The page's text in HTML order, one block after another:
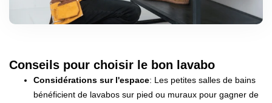
Conseils pour choisir le bon lavabo
Considérations sur l'espace: Les petites salles de bains
bénéficient de lavabos sur pied ou muraux pour gagner de